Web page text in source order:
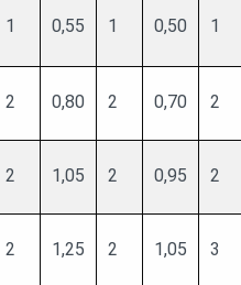
1 0,55 1 0,50 1
2 0,80 2 0,70 2
2 1,05 2 0,95 2
2 1,25 2 1,05 3